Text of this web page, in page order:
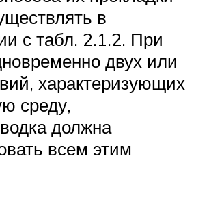
в
с табл. 2.1.2. При
двух или
характеризующих
среду,
должна
всем этим